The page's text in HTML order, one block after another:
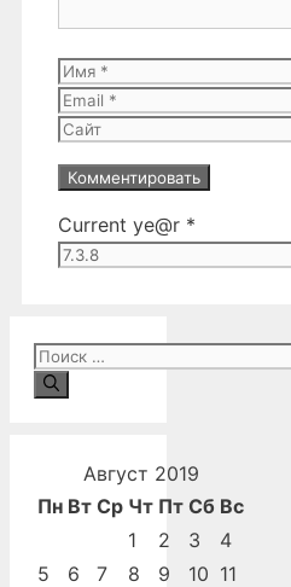
Имя
Email
Сайт
Current ye@r *
Поиск:
Август 2019
Пн Вт Ср Чт Пт Сб Вс
1
2 3
4
5
6 7 8 9 10 11